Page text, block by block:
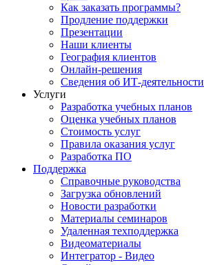
Как заказать программы?
Продление поддержки
Презентации
Наши клиенты
География клиентов
Онлайн-решения
Сведения об ИТ-деятельности
Услуги
Разработка учебных планов
Оценка учебных планов
Стоимость услуг
Правила оказания услуг
Разработка ПО
Поддержка
Справочные руководства
Загрузка обновлений
Новости разработки
Материалы семинаров
Удаленная техподдержка
Видеоматериалы
Интегратор - Видео